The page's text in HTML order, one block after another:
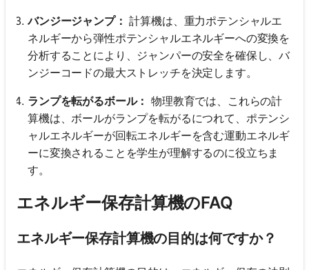
バンジージャンプ： 計算機は、重力ポテンシャルエ
ネルギーから弾性ポテンシャルエネルギーへの変換を
分析することにより、ジャンパーの安全を確保し、バ
ンジーコードの最大ストレッチを決定します。
ランプを転がるボール： 物理教育では、これらの計
算機は、ボールがランプを転がるにつれて、ポテンシ
ャルエネルギーが回転エネルギーを含む運動エネルギ
ーに変換されることを学生が理解するのに役立ちま
す。
エネルギー保存計算機のFAQ
エネルギー保存計算機の目的は何ですか？